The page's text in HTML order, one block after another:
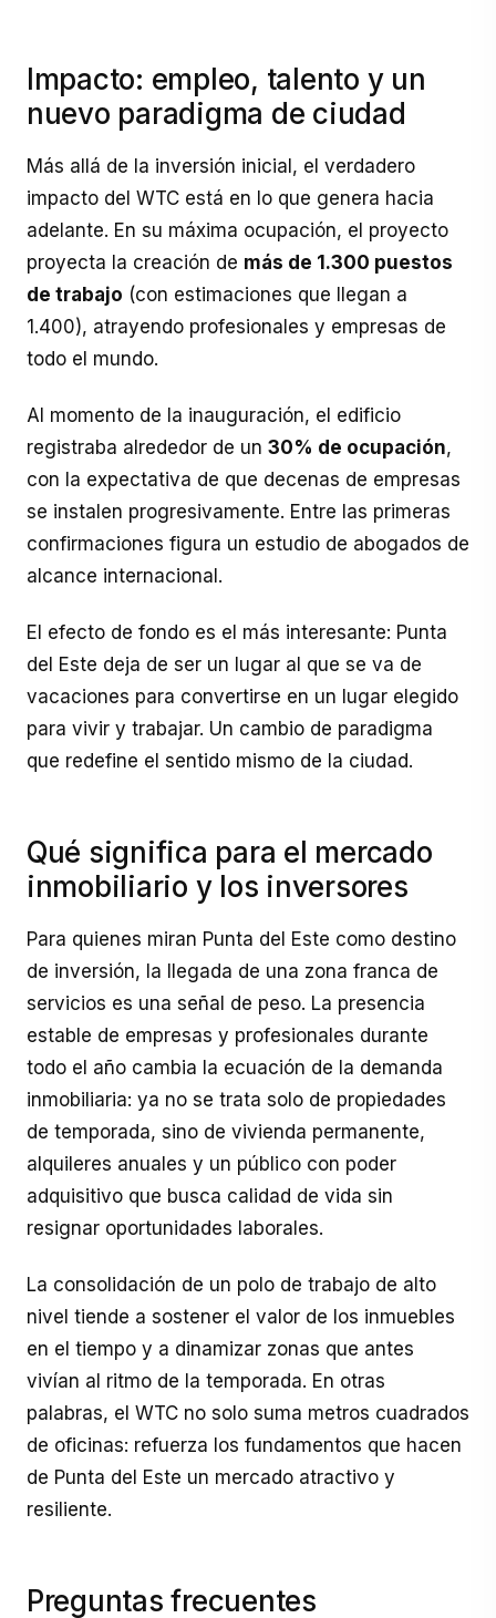
Impacto: empleo, talento y un
nuevo paradigma de ciudad
Más allá de la inversión inicial, el verdadero
impacto del WTC está en lo que genera hacia
adelante. En su máxima ocupación, el proyecto
proyecta la creación de más de 1.300 puestos
de trabajo (con estimaciones que llegan a
1.400), atrayendo profesionales y empresas de
todo el mundo.
Al momento de la inauguración, el edificio
registraba alrededor de un 30% de ocupación,
con la expectativa de que decenas de empresas
se instalen progresivamente. Entre las primeras
confirmaciones figura un estudio de abogados de
alcance internacional.
El efecto de fondo es el más interesante: Punta
del Este deja de ser un lugar al que se va de
vacaciones para convertirse en un lugar elegido
para vivir y trabajar. Un cambio de paradigma
que redefine el sentido mismo de la ciudad.
Qué significa para el mercado
inmobiliario y los inversores
Para quienes miran Punta del Este como destino
de inversión, la llegada de una zona franca de
servicios es una señal de peso. La presencia
estable de empresas y profesionales durante
todo el año cambia la ecuación de la demanda
inmobiliaria: ya no se trata solo de propiedades
de temporada, sino de vivienda permanente,
alquileres anuales y un público con poder
adquisitivo que busca calidad de vida sin
resignar oportunidades laborales.
La consolidación de un polo de trabajo de alto
nivel tiende a sostener el valor de los inmuebles
en el tiempo y a dinamizar zonas que antes
vivían al ritmo de la temporada. En otras
palabras, el WTC no solo suma metros cuadrados
de oficinas: refuerza los fundamentos que hacen
de Punta del Este un mercado atractivo y
resiliente.
Preguntas frecuentes